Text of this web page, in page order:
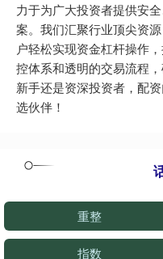
力于为广大投资者提供安
案。我们汇聚行业顶尖资
户轻松实现资金杠杆操作
控体系和透明的交易流程
新手还是资深投资者，配
选伙伴！
重整
指数